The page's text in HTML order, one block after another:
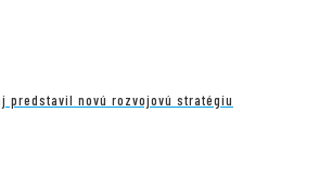
predstavil novú rozvojovú stratégiu